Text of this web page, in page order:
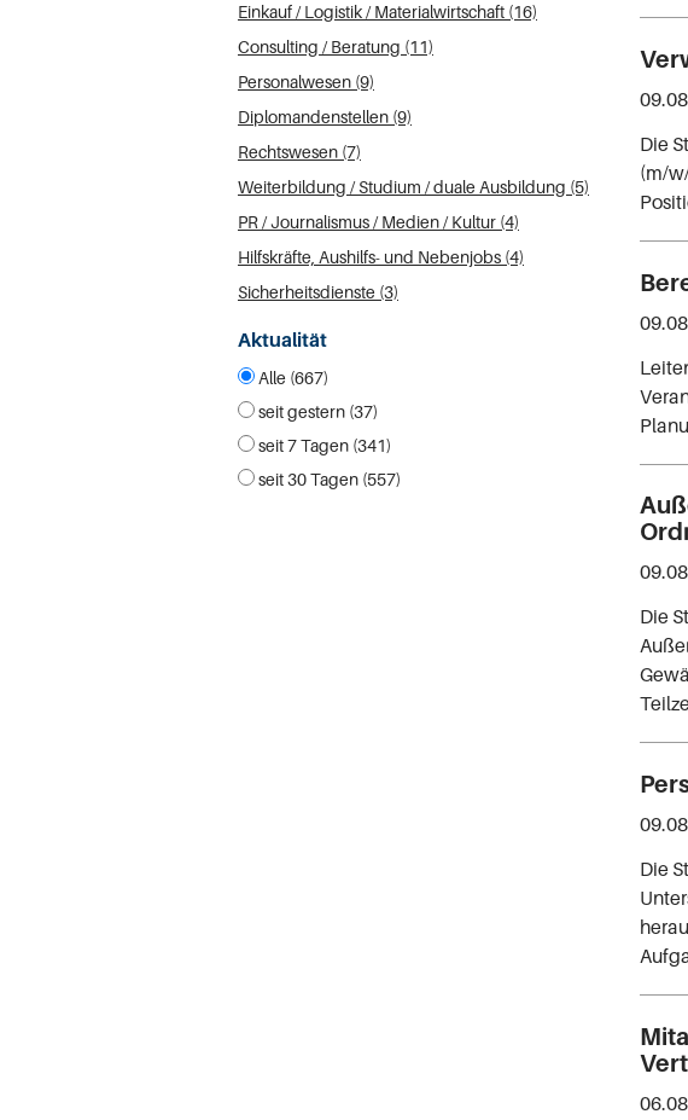
Einkauf / Logistik / Materialwirtschaft (16)
Consulting / Beratung (11)
Personalwesen (9)
Diplomandenstellen (9)
Rechtswesen (7)
Weiterbildung / Studium / duale Ausbildung (5)
PR / Journalismus / Medien / Kultur (4)
Hilfskräfte, Aushilfs- und Nebenjobs (4)
Sicherheitsdienste (3)
Aktualität
Alle (667)
seit gestern (37)
seit 7 Tagen (341)
seit 30 Tagen (557)
Die
(m/
Die
Die